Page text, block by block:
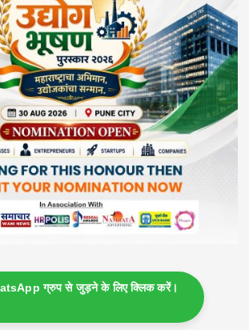
ग्रुप से जुड़ने के लिए क्लिक करें।